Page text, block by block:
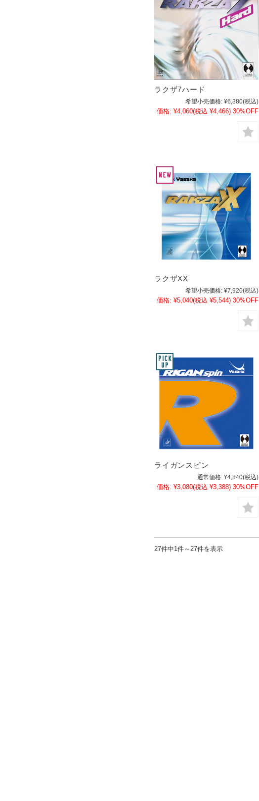
ラクザ7ハード
希望小売価格: ¥6,380(税込)
価格: ¥4,060(税込 ¥4,466) 30%OFF
ラクザXX
希望小売価格: ¥7,920(税込)
価格: ¥5,040(税込 ¥5,544) 30%OFF
ライガンスピン
通常価格: ¥4,840(税込)
価格: ¥3,080(税込 ¥3,388) 30%OFF
27件中1件～27件を表示